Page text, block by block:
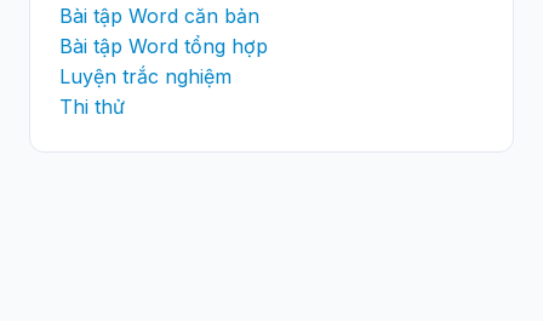
Bài tập Word căn bản
Bài tập Word tổng hợp
Luyện trắc nghiệm
Thi thử